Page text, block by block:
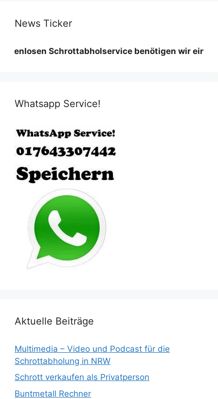
News Ticker
Schrottabholservice benötigen wir eine
Whatsapp Service!
Aktuelle Beiträge
Multimedia – Video und Podcast für die
Schrottabholung in NRW
Schrott verkaufen als Privatperson
Buntmetall Rechner